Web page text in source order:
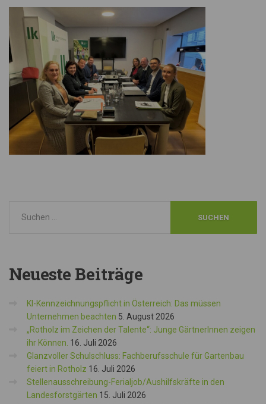
Neueste Beiträge
KI-Kennzeichnungspflicht in Österreich: Das müssen
Unternehmen beachten 5. August 2026
„Rotholz im Zeichen der Talente“: Junge GärtnerInnen zeigen
ihr Können. 16. Juli 2026
Glanzvoller Schulschluss: Fachberufsschule für Gartenbau
feiert in Rotholz 16. Juli 2026
Stellenausschreibung-Ferialjob/Aushilfskräfte in den
Landesforstgärten 15. Juli 2026